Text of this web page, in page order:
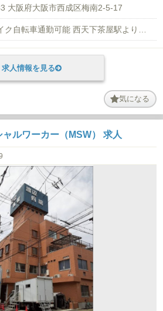
大阪府大阪市西成区梅南2-5-17
車不可 バイク自転車通勤可能 西天下茶屋駅より徒歩6分
求人情報を見る
気になる
ルワーカー（MSW） 求人